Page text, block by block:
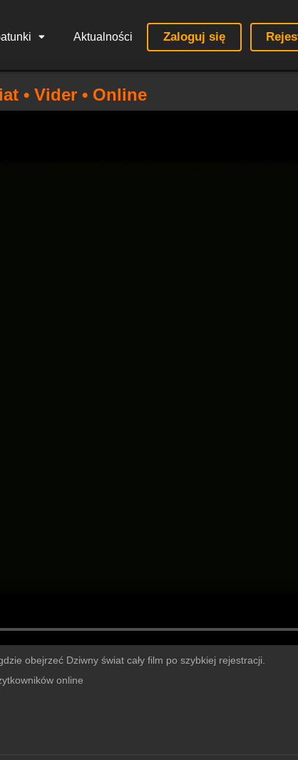
Aktualności Zaloguj się
• Vider • Online
obejrzeć Dziwny świat cały film po szybkiej rejestracji.
online